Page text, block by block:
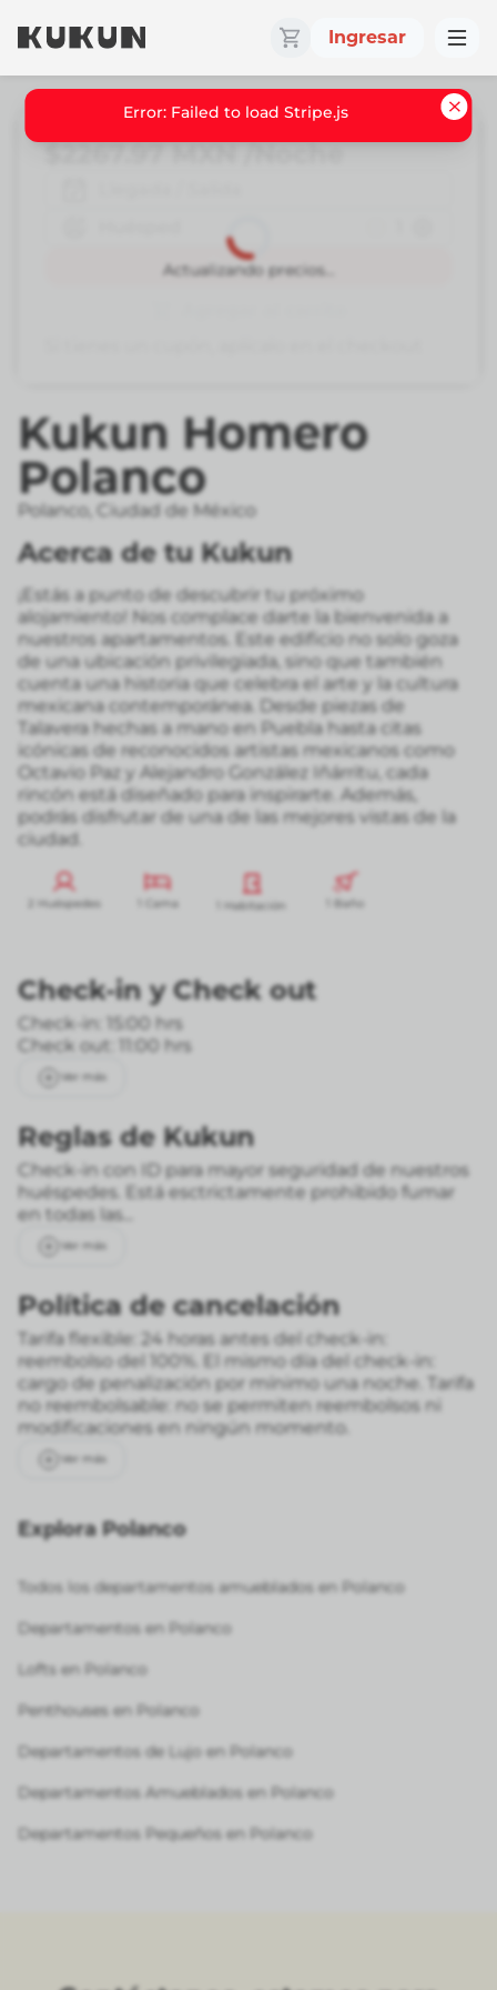
Ingresar
Kukun Homero
Polanco
Polanco, Ciudad de México
Acerca de tu Kukun
¡Estás a punto de descubrir tu próximo
alojamiento! Nos complace darte la bienvenida a
nuestros apartamentos. Este edificio no solo goza
de una ubicación privilegiada, sino que también
cuenta una historia que celebra el arte y la cultura
mexicana contemporánea. Desde piezas de
Talavera hechas a mano en Puebla hasta citas
icónicas de reconocidos artistas mexicanos como
Octavio Paz y Alejandro González Iñárritu, cada
rincón está diseñado para inspirarte. Además,
podrás disfrutar de una de las mejores vistas de la
ciudad.
2 Huéspedes 1 Cama 1 Habitación 1 Baño
Actualizando precios...
$2267.97 /Noche
Reservar
Check-inyCheck out
Check-in: 15:00 hrs
Check out: 11:00 hrs
Ver más
Reglas de Kukun
Check-in con ID para mayor seguridad de nuestros
huéspedes. Está esctrictamente prohibido fumar
en todas las...
Ver más
Política de cancelación
Tarifa flexible: 24 horas antes del check-in:
reembolso del 100%. El mismo día del check-in:
cargo de penalización por mínimo una noche.
Tarifa
no reembolsable: no se permiten reembolsos ni
modificaciones en ningún momento.
Ver más
Explora Polanco
Todos los departamentos amueblados en Polanco
Departamentos en Polanco
Lofts en Polanco
Penthouses en Polanco
Departamentos de Lujo en Polanco
Departamentos Amueblados en Polanco
Departamentos Pequeños en Polanco
Error: Failed to load Stripe.js